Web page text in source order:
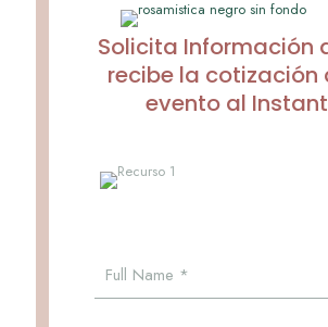
Solicita Información
recibe la cotización
evento al